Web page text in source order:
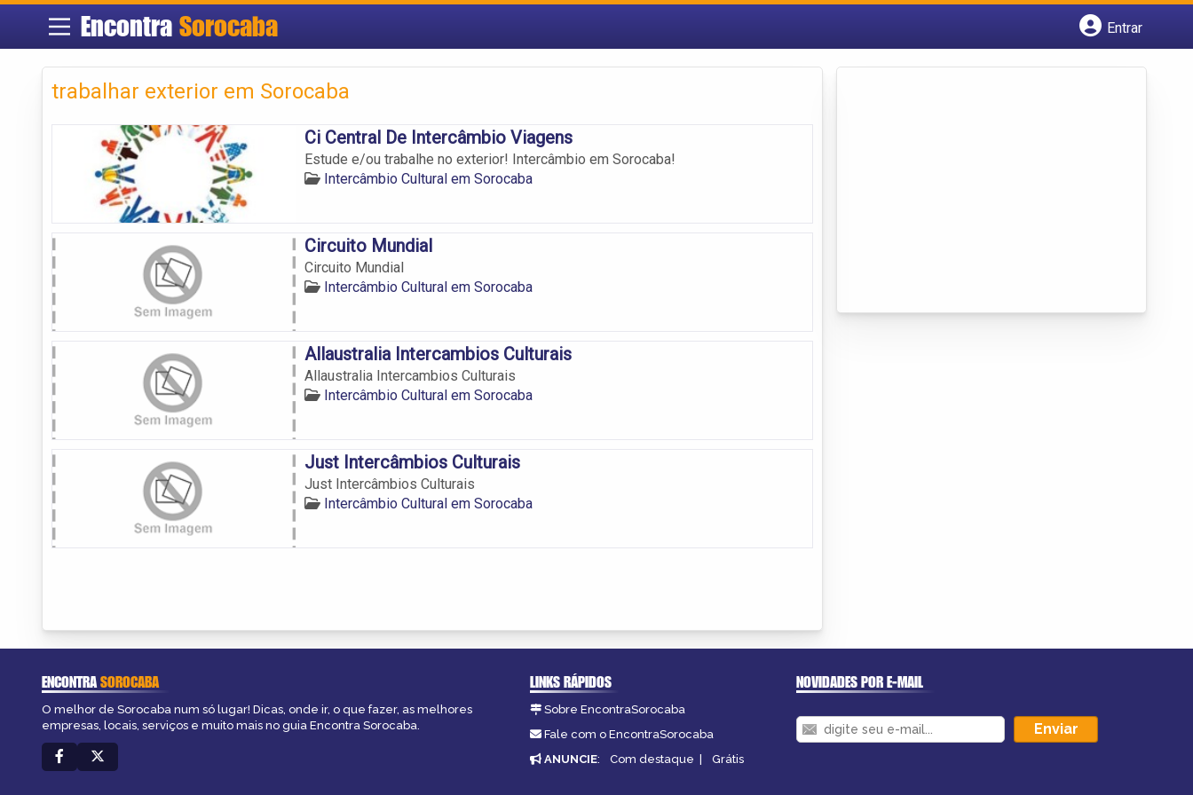
Encontra Sorocaba
Entrar
trabalhar exterior em Sorocaba
Ci Central De Intercâmbio Viagens
Estude e/ou trabalhe no exterior! Intercâmbio em Sorocaba!
Intercâmbio Cultural em Sorocaba
Circuito Mundial
Circuito Mundial
Intercâmbio Cultural em Sorocaba
Allaustralia Intercambios Culturais
Allaustralia Intercambios Culturais
Intercâmbio Cultural em Sorocaba
Just Intercâmbios Culturais
Just Intercâmbios Culturais
Intercâmbio Cultural em Sorocaba
ENCONTRASOROCABA
O melhor de Sorocaba num só lugar! Dicas, onde ir, o que fazer, as melhores
empresas, locais, serviços e muito mais no guia Encontra Sorocaba.
LINKS RÁPIDOS
Sobre EncontraSorocaba
Fale com o EncontraSorocaba
ANUNCIE: Com destaque | Grátis
NOVIDADES POR E-MAIL